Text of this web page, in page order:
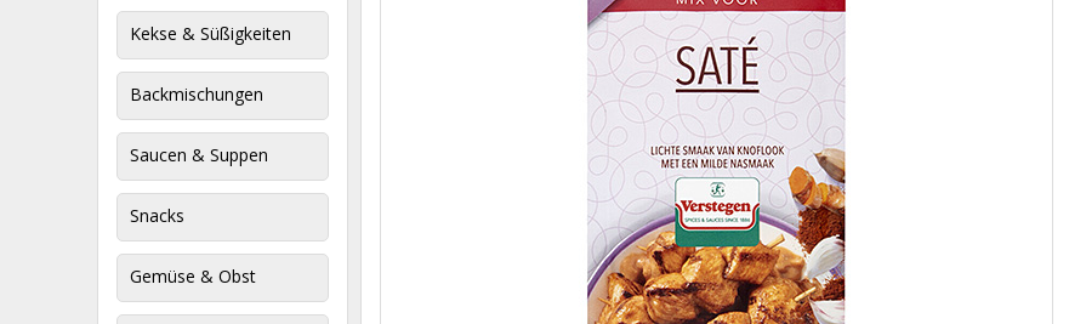
Kekse & Süßigkeiten
Backmischungen
Saucen & Suppen
Snacks
Gemüse & Obst